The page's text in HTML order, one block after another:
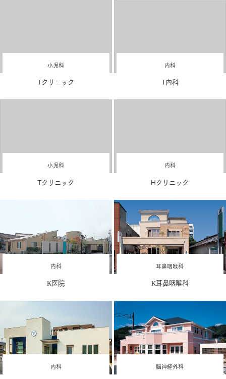
小児科
Tクリニック
内科
T内科
小児科
Tクリニック
内科
Hクリニック
内科
K医院
耳鼻咽喉科
K耳鼻咽喉科
内科 脳神経外科